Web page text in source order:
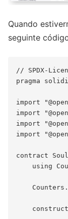
Quando
seguinte
// SPDX-
pragma
import
import
import
import
contract
using